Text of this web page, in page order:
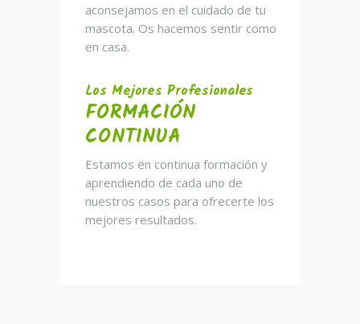
aconsejamos en el cuidado de tu
mascota. Os hacemos sentir como
en casa.
Los Mejores Profesionales
FORMACIÓN
CONTINUA
Estamos en continua formación y
aprendiendo de cada uno de
nuestros casos para ofrecerte los
mejores resultados.